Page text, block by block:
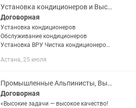
Установка кондиционеров и Высотные работы
Договорная
Установка кондиционеров
Обслуживание кондиционеров
Установка ВРУ Чистка кондиционеров
Установка фасадного освещения
Астана, 25 июля
Промышленные Альпинисты, Высотники, Верхолазы, Высотные работы
Договорная
«Высокие задачи — высокое качество!